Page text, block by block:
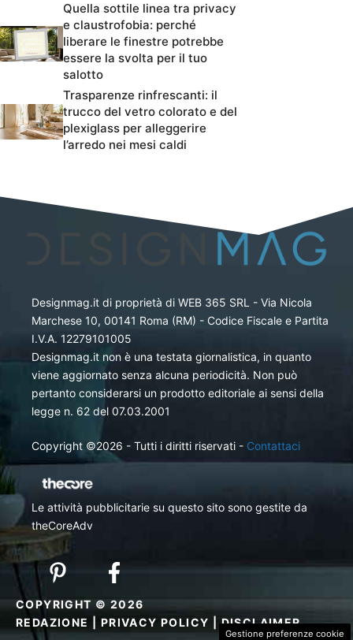
Quella sottile linea tra privacy
e claustrofobia: perché
liberare le finestre potrebbe
essere la svolta per il tuo
salotto
Trasparenze rinfrescanti: il
trucco del vetro colorato e del
plexiglass per alleggerire
l’arredo nei mesi caldi
Designmag.it di proprietà di WEB 365 SRL - Via Nicola
Marchese 10, 00141 Roma (RM) - Codice Fiscale e Partita
I.V.A. 12279101005
Designmag.it non è una testata giornalistica, in quanto
viene aggiornato senza alcuna periodicità. Non può
pertanto considerarsi un prodotto editoriale ai sensi della
legge n. 62 del 07.03.2001
Copyright ©2026 - Tutti i diritti riservati - Contattaci
Le attività pubblicitarie su questo sito sono gestite da
theCoreAdv
COPYRIGHT © 2026
REDAZIONE
PRIVACY POLICY |DISCLAIMER
Gestione preferenze cookie